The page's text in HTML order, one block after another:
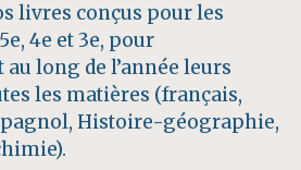
livres conçus pour les
4e et 3e, pour
long de l’année leurs
les matières (français,
Histoire-géographie,